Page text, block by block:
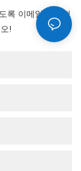
록 이메일이나 전
!